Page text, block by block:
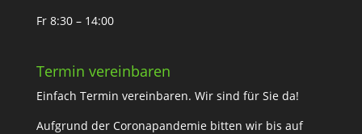
Fr 8:30 – 14:00
Termin vereinbaren
Einfach Termin vereinbaren. Wir sind für Sie da!
Aufgrund der Coronapandemie bitten wir bis auf